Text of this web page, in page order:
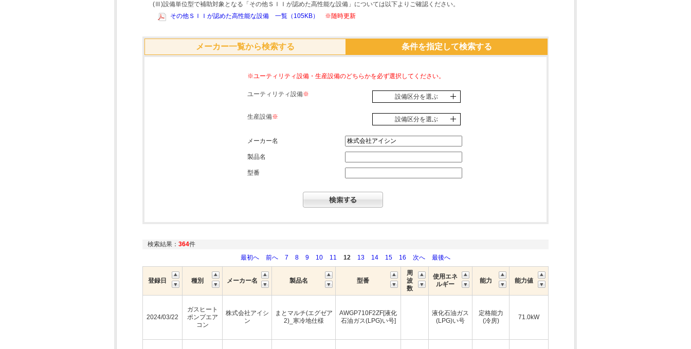
(Ⅲ)設備単位型で補助対象となる「その他ＳＩＩが認めた高性能な設備」については以下よりご確認ください。
その他ＳＩＩが認めた高性能な設備 一覧（105KB）
※随時更新
メーカー一覧から検索する 条件を指定して検索する
※ユーティリティ設備・生産設備のどちらかを必ず選択してください。
ユーティリティ設備※ 設備区分を選ぶ
生産設備※ 設備区分を選ぶ
メーカー名
製品名
型番
検索結果： 364件
最初へ
前へ 7 8 9 10 11 12 13 14 15 16 次へ 最後へ
登録日 種別 メーカー名 製品名 型番
周
波
数
使用エネ
ルギー
能力 能力値
2024/03/22
ガスヒート
ポンプエア
コン
株式会社アイシ
ン
まとマルチ(エグゼア
2)_寒冷地仕様
AWGP710F2ZF[液化
石油ガス(LPG)い号]
液化石油ガス
(LPG)い号
定格能力
(冷房)
71.0kW